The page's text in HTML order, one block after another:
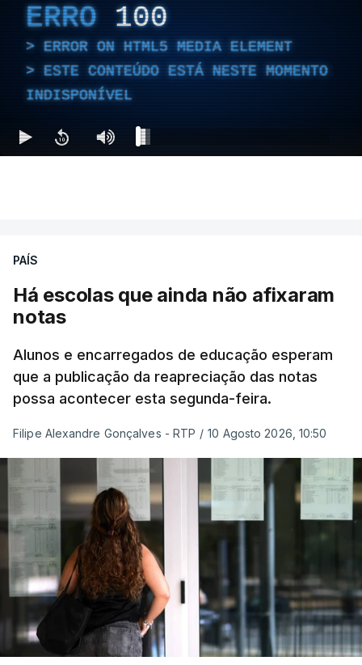
ERRO 100
ERROR ON HTML5 MEDIA ELEMENT
ESTE CONTEÚDO ESTÁ NESTE MOMENTO
INDISPONÍVEL
PAÍS
Há escolas que ainda não afixaram
notas
Alunos e encarregados de educação esperam
que a publicação da reapreciação das notas
possa acontecer esta segunda-feira.
Filipe Alexandre Gonçalves - RTP / 10 Agosto 2026, 10:50